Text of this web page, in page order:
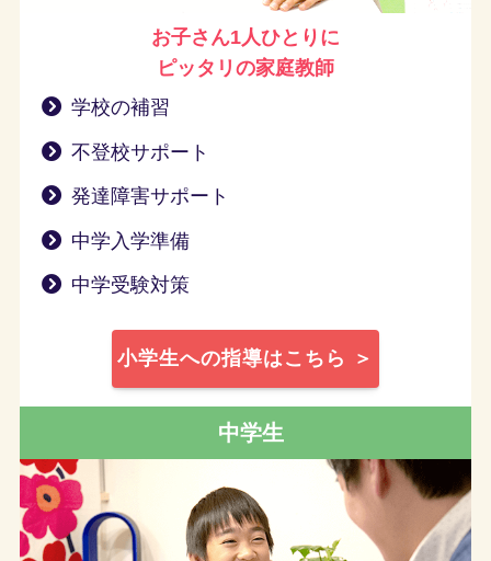
お子さん1人ひとりに
ピッタリの家庭教師
学校の補習
不登校サポート
発達障害サポート
中学入学準備
中学受験対策
小学生への指導はこちら ＞
中学生